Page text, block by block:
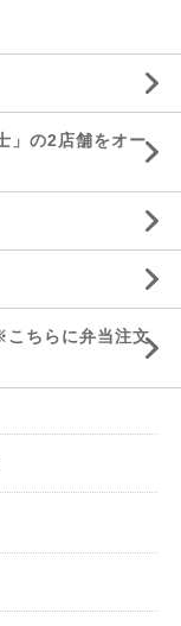
」の2店舗をオー
ちらに弁当注文